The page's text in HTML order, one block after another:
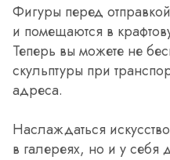
Фигуры перед
и помещаются в
Теперь вы можете не
скульптуры при
адреса.
Наслаждаться
в галереях, но и у себя